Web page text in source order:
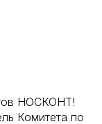
НОСКОНТ!
Комитета по